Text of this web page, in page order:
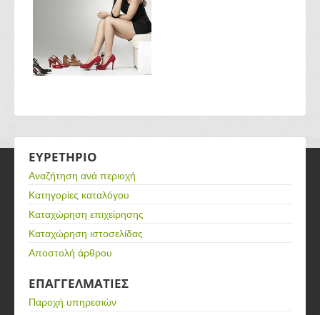
ΕΥΡΕΤΗΡΙΟ
Αναζήτηση ανά περιοχή
Κατηγορίες καταλόγου
Καταχώρηση επιχείρησης
Καταχώρηση ιστοσελίδας
Αποστολή άρθρου
ΕΠΑΓΓΕΛΜΑΤΙΕΣ
Παροχή υπηρεσιών